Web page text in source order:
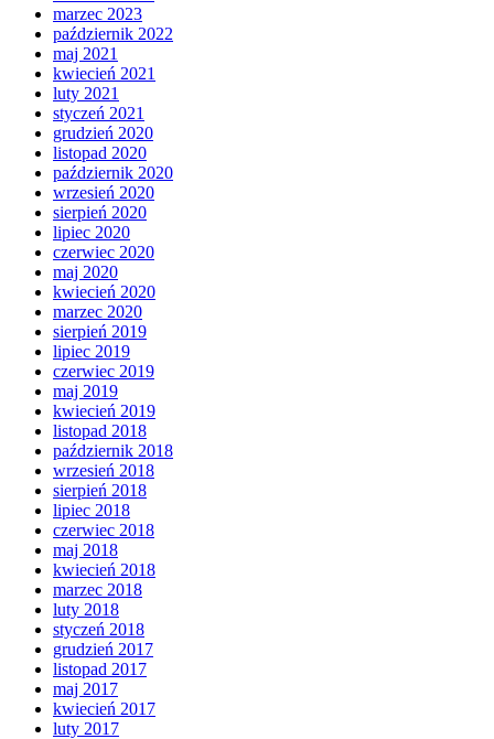
marzec 2023
październik 2022
maj 2021
kwiecień 2021
luty 2021
styczeń 2021
grudzień 2020
listopad 2020
październik 2020
wrzesień 2020
sierpień 2020
lipiec 2020
czerwiec 2020
maj 2020
kwiecień 2020
marzec 2020
sierpień 2019
lipiec 2019
czerwiec 2019
maj 2019
kwiecień 2019
listopad 2018
październik 2018
wrzesień 2018
sierpień 2018
lipiec 2018
czerwiec 2018
maj 2018
kwiecień 2018
marzec 2018
luty 2018
styczeń 2018
grudzień 2017
listopad 2017
maj 2017
kwiecień 2017
luty 2017